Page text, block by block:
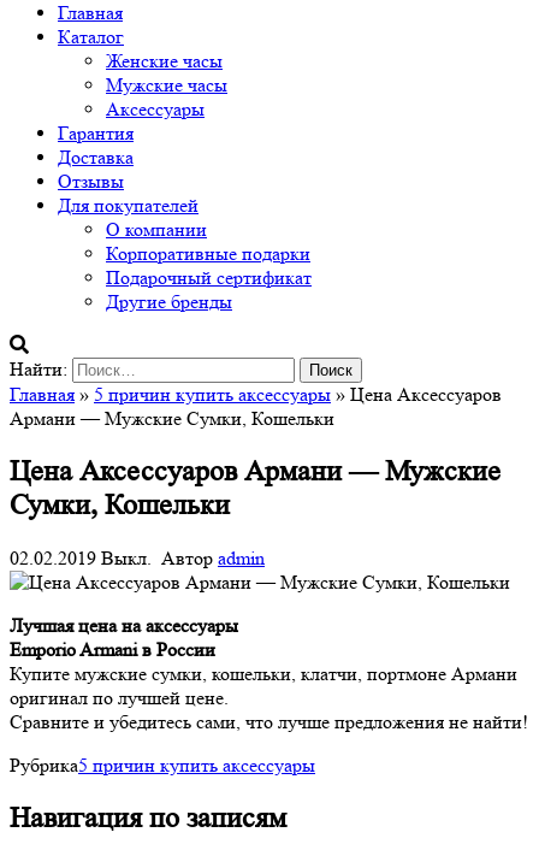
Главная
Каталог
Женские часы
Мужские часы
Аксессуары
Гарантия
Доставка
Отзывы
Для покупателей
О компании
Корпоративные подарки
Подарочный сертификат
Другие бренды
Найти:
Главная » 5 причин купить аксессуары » Цена Аксессуаров
Армани — Мужские Сумки, Кошельки
Цена Аксессуаров Армани — Мужские
Сумки, Кошельки
02.02.2019 Выкл. Автор admin
Лучшая цена на аксессуары
Emporio Armani в России
Купите мужские сумки, кошельки, клатчи, портмоне Армани
оригинал по лучшей цене.
Сравните и убедитесь сами, что лучше предложения не найти!
Рубрика5 причин купить аксессуары
Навигация по записям